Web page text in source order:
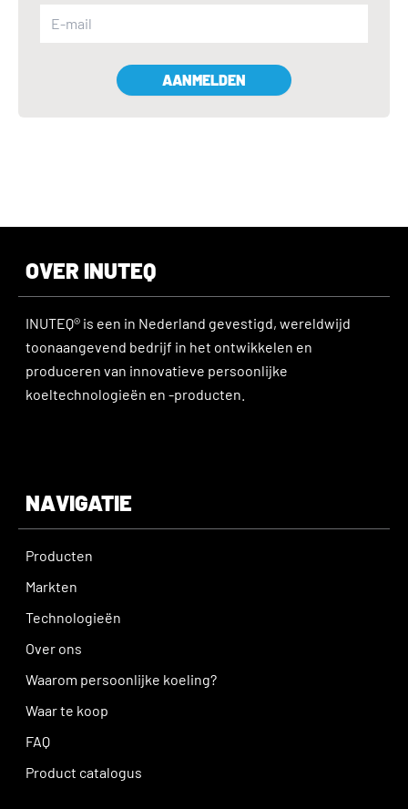
AANMELDEN
OVER INUTEQ
INUTEQ® is een in Nederland gevestigd, wereldwijd
toonaangevend bedrijf in het ontwikkelen en
produceren van innovatieve persoonlijke
koeltechnologieën en -producten.
NAVIGATIE
Producten
Markten
Technologieën
Over ons
Waarom persoonlijke koeling?
Waar te koop
FAQ
Product catalogus